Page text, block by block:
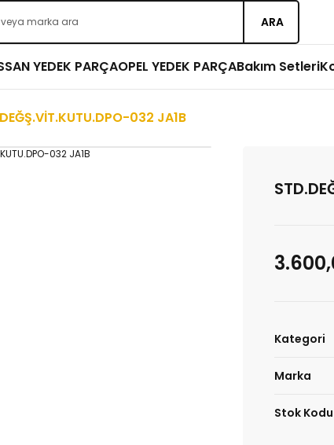
ARA
YEDEK PARÇAOPEL YEDEK PARÇABakım Setleri
032 JA1B
Kategori
Marka
Stok Kodu